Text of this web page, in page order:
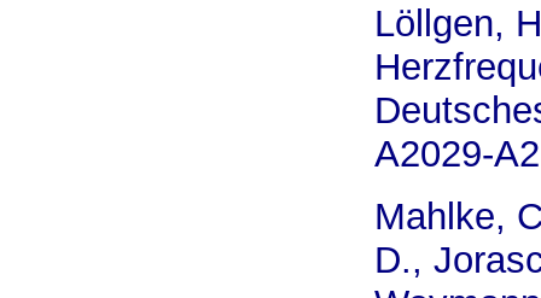
Löllgen,
A2029-
Mahlke,
D.,